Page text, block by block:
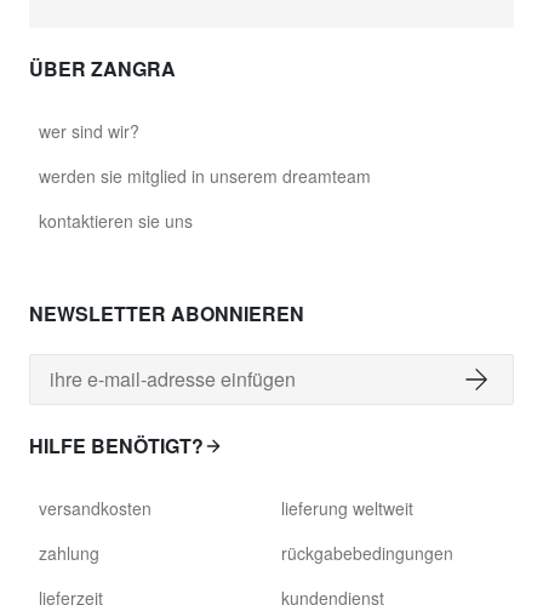
ÜBER ZANGRA
wer sind wir?
werden sie mitglied in unserem dreamteam
kontaktieren sie uns
NEWSLETTER ABONNIEREN
HILFE BENÖTIGT?
versandkosten
zahlung
lieferzeit
lieferung weltweit
rückgabebedingungen
kundendienst